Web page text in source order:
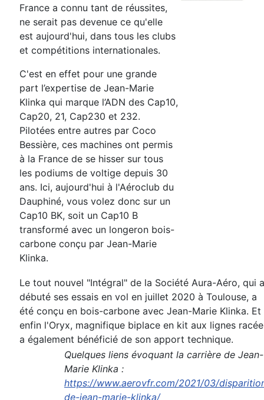
France a connu tant de réussites,
ne serait pas devenue ce qu'elle
est aujourd'hui, dans tous les clubs
et compétitions internationales.
C'est en effet pour une grande
part l’expertise de Jean-Marie
Klinka qui marque l’ADN des Cap10,
Cap20, 21, Cap230 et 232.
Pilotées entre autres par Coco
Bessière, ces machines ont permis
à la France de se hisser sur tous
les podiums de voltige depuis 30
ans. Ici, aujourd'hui à l'Aéroclub du
Dauphiné, vous volez donc sur un
Cap10 BK, soit un Cap10 B
transformé avec un longeron bois-
carbone conçu par Jean-Marie
Klinka.
Le tout nouvel "Intégral" de la Société Aura-Aéro, qui a
débuté ses essais en vol en juillet 2020 à Toulouse, a
été conçu en bois-carbone avec Jean-Marie Klinka. Et
enfin l'Oryx, magnifique biplace en kit aux lignes
a également bénéficié de son apport technique.
Quelques liens évoquant la carrière de Jean-
Marie Klinka :
https://www.aerovfr.com/2021/03/
de-jean-marie-klinka/